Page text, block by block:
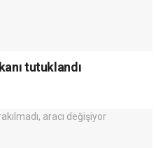
tutuklandı